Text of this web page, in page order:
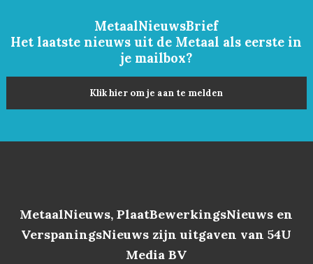
MetaalNieuwsBrief
Het laatste nieuws uit de Metaal als eerste in
je mailbox?
Klik hier om je aan te melden
MetaalNieuws, PlaatBewerkingsNieuws en
VerspaningsNieuws zijn uitgaven van 54U
Media BV